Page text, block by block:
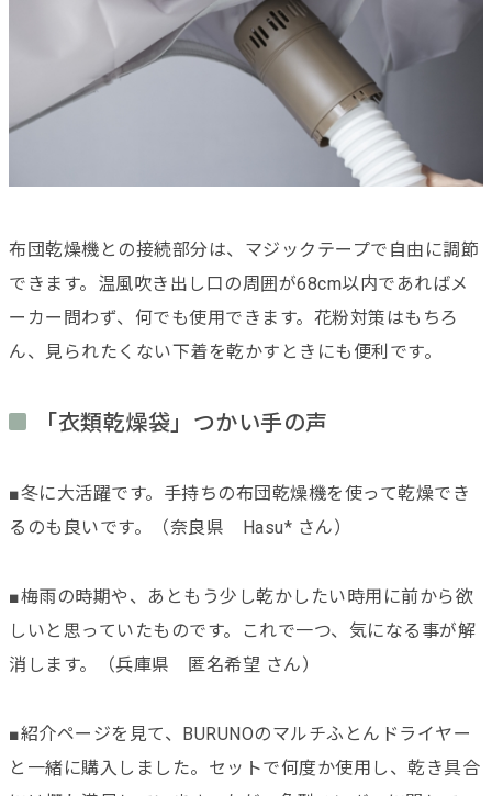
布団乾燥機との接続部分は、マジックテープで自由に調節
できます。温風吹き出し口の周囲が68cm以内であればメ
ーカー問わず、何でも使用できます。花粉対策はもちろ
ん、見られたくない下着を乾かすときにも便利です。
「衣類乾燥袋」つかい手の声
■冬に大活躍です。手持ちの布団乾燥機を使って乾燥でき
るのも良いです。（奈良県 Hasu* さん）
■梅雨の時期や、あともう少し乾かしたい時用に前から欲
しいと思っていたものです。これで一つ、気になる事が解
消します。（兵庫県 匿名希望 さん）
■紹介ページを見て、BURUNOのマルチふとんドライヤー
と一緒に購入しました。セットで何度か使用し、乾き具合